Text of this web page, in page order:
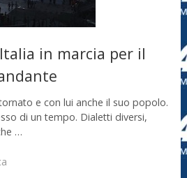
in marcia per il
e con lui anche il suo popolo.
di un tempo. Dialetti diversi,
…